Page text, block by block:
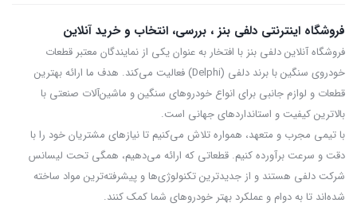
فروشگاه اینترنتی دلفی بنز ، بررسی، انتخاب و خرید آنلاین
فروشگاه آنلاین دلفی بنز با افتخار به عنوان یکی از نمایندگان معتبر قطعات
خودروی سنگین با برند دلفی (Delphi) فعالیت می‌کند. هدف ما ارائه بهترین
قطعات و لوازم جانبی برای انواع خودروهای سنگین و ماشین‌آلات صنعتی با
بالاترین کیفیت و استانداردهای جهانی است.
با تیمی مجرب و متعهد، همواره تلاش می‌کنیم تا نیازهای مشتریان خود را با
دقت و سرعت برآورده کنیم. قطعاتی که ارائه می‌دهیم، همگی تحت لیسانس
شرکت دلفی هستند و از جدیدترین تکنولوژی‌ها و پیشرفته‌ترین مواد ساخته
شده‌اند تا به دوام و عملکرد بهتر خودروهای شما کمک کنند.